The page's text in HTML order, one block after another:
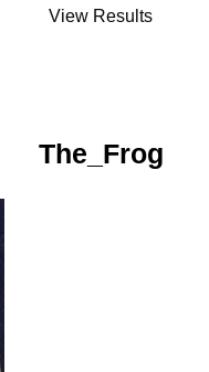
View Results
The_Frog